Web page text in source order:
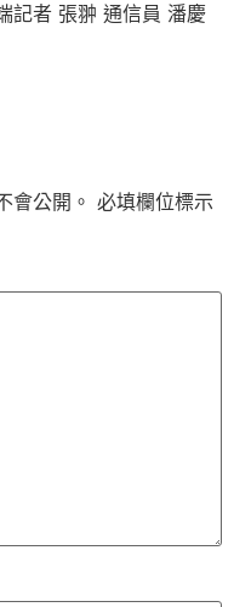
記者 張翀 通信員 潘慶
會公開。 必填欄位標示